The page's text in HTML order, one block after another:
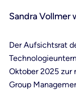
Sandra Vollmer
Der Aufsichtsrat
Oktober 2025 zur
Group